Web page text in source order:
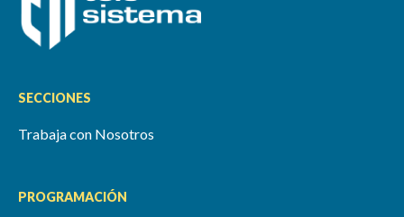
SECCIONES
Trabaja con Nosotros
PROGRAMACIÓN